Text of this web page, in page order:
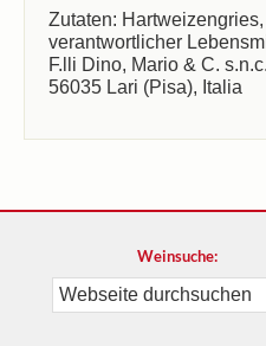
Zutaten:
verantwortlicher
F.lli Dino, Mario & C.
56035 Lari (Pisa), Italia
Weinsuche: